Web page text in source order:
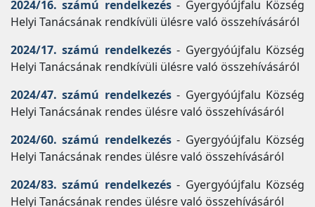
2024/16. számú rendelkezés- Gyergyóújfalu Község
Helyi Tanácsának rendkívüli ülésre való összehívásáról
2024/17. számú rendelkezés- Gyergyóújfalu Község
Helyi Tanácsának rendkívüli ülésre való összehívásáról
2024/47. számú rendelkezés- Gyergyóújfalu Község
Helyi Tanácsának rendes ülésre való összehívásáról
2024/60. számú rendelkezés- Gyergyóújfalu Község
Helyi Tanácsának rendes ülésre való összehívásáról
2024/83. számú rendelkezés- Gyergyóújfalu Község
Helyi Tanácsának rendes ülésre való összehívásáról